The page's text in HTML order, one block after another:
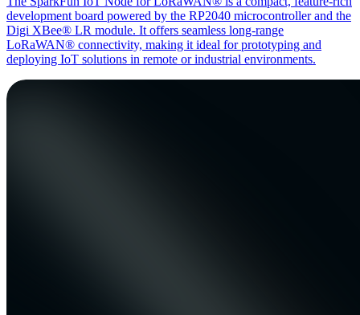
development board powered by the RP2040 microcontroller and the
Digi XBee® LR module. It offers seamless long-range
LoRaWAN® connectivity, making it ideal for prototyping and
deploying IoT solutions in remote or industrial environments.